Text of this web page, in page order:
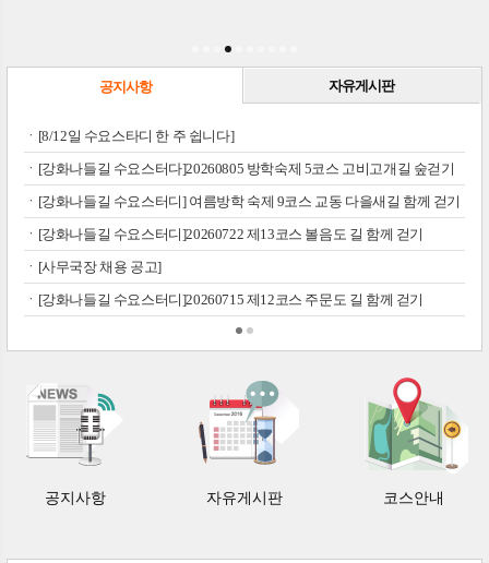
공지사항 자유게시판
ㆍ[8/12일 수요스타디 한 주 쉽니다]
ㆍ[강화나들길 수요스터다]20260805 방학숙제 5코스 고비고개길 숲걷기
ㆍ[강화나들길 수요스터디] 여름방학 숙제 9코스 교동 다을새길 함께 걷기
ㆍ[강화나들길 수요스터디]20260722 제13코스 볼음도 길 함께 걷기
ㆍ[사무국장 채용 공고]
ㆍ[강화나들길 수요스터디]20260715 제12코스 주문도 길 함께 걷기
공지사항 자유게시판 코스안내